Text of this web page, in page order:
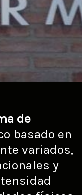
de
basado en
variados,
y